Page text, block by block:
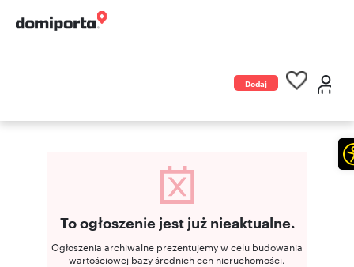
Dodaj
To ogłoszenie jest już nieaktualne.
Ogłoszenia archiwalne prezentujemy w celu budowania
wartościowej bazy średnich cen nieruchomości.